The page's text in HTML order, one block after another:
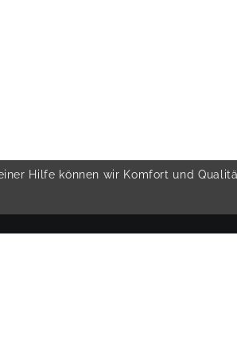
Hilfe können wir Komfort und